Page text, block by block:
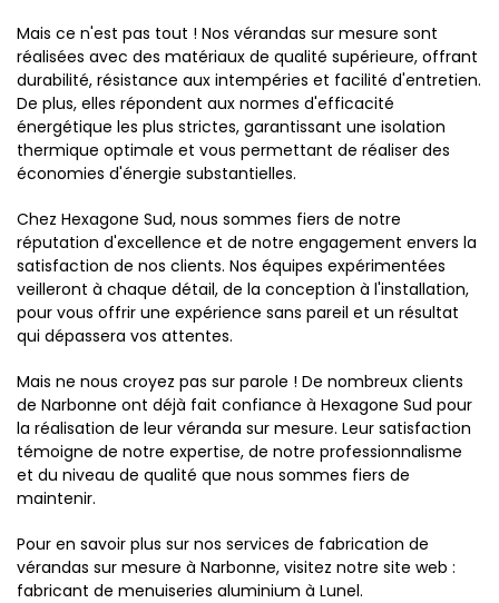
Mais ce n'est pas tout ! Nos vérandas sur mesure sont
réalisées avec des matériaux de qualité supérieure, offrant
durabilité, résistance aux intempéries et facilité d'entretien.
De plus, elles répondent aux normes d'efficacité
énergétique les plus strictes, garantissant une isolation
thermique optimale et vous permettant de réaliser des
économies d'énergie substantielles.
Chez Hexagone Sud, nous sommes fiers de notre
réputation d'excellence et de notre engagement envers la
satisfaction de nos clients. Nos équipes expérimentées
veilleront à chaque détail, de la conception à l'installation,
pour vous offrir une expérience sans pareil et un résultat
qui dépassera vos attentes.
Mais ne nous croyez pas sur parole ! De nombreux clients
de Narbonne ont déjà fait confiance à Hexagone Sud pour
la réalisation de leur véranda sur mesure. Leur satisfaction
témoigne de notre expertise, de notre professionnalisme
et du niveau de qualité que nous sommes fiers de
maintenir.
Pour en savoir plus sur nos services de fabrication de
vérandas sur mesure à Narbonne, visitez notre site web :
fabricant de menuiseries aluminium à Lunel.